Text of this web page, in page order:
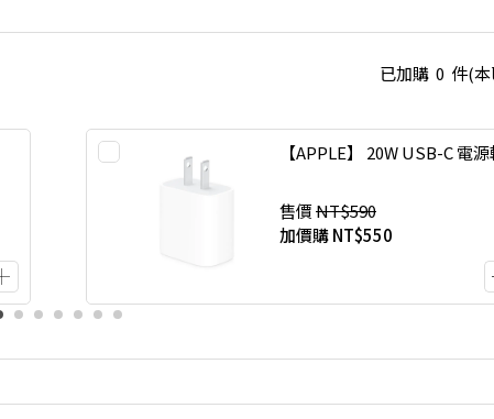
已加購 0 件(本
【APPLE】 20W USB-C 電
售價NT$590
加價購NT$550